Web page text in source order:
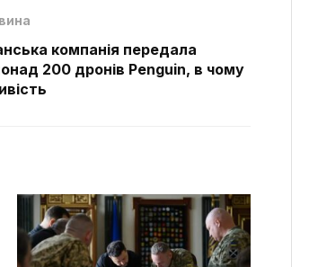
компанія передала
200 дронів Penguin, в чому